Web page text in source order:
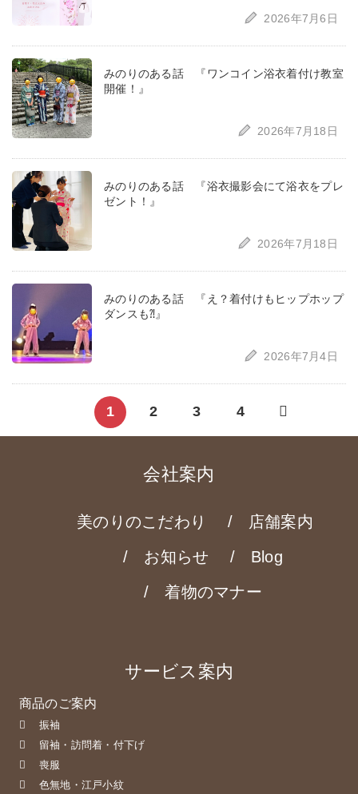
2026年7月6日
みのりのある話 『ワンコイン浴衣着付け教室
開催！』
2026年7月18日
みのりのある話 『浴衣撮影会にて浴衣をプレ
ゼント！』
2026年7月18日
みのりのある話 『え？着付けもヒップホップ
ダンスも⁈』
2026年7月4日
1 2 3 4
page
会社案内
美のりのこだわり
店舗案内
お知らせ
Blog
着物のマナー
サービス案内
商品のご案内
振袖
留袖・訪問着・付下げ
喪服
色無地・江戸小紋